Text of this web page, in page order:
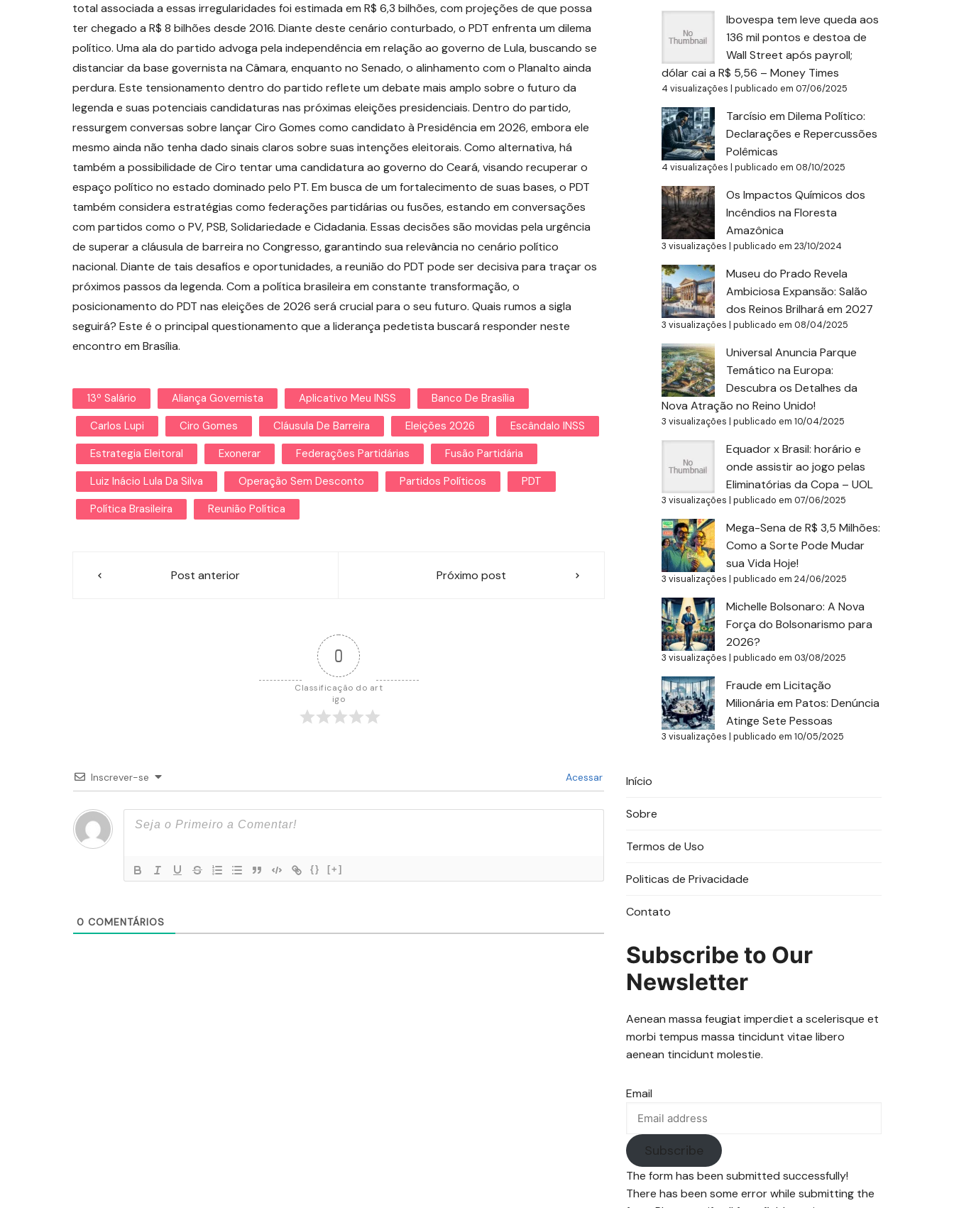
total associada a essas irregularidades foi estimada em R$ 6,3 bilhões, com projeções de que possa
ter chegado a R$ 8 bilhões desde 2016. Diante deste cenário conturbado, o PDT enfrenta um dilema
político. Uma ala do partido advoga pela independência em relação ao governo de Lula, buscando se
distanciar da base governista na Câmara, enquanto no Senado, o alinhamento com o Planalto ainda
perdura. Este tensionamento dentro do partido reflete um debate mais amplo sobre o futuro da
legenda e suas potenciais candidaturas nas próximas eleições presidenciais. Dentro do partido,
ressurgem conversas sobre lançar Ciro Gomes como candidato à Presidência em 2026, embora ele
mesmo ainda não tenha dado sinais claros sobre suas intenções eleitorais. Como alternativa, há
também a possibilidade de Ciro tentar uma candidatura ao governo do Ceará, visando recuperar o
espaço político no estado dominado pelo PT. Em busca de um fortalecimento de suas bases, o PDT
também considera estratégias como federações partidárias ou fusões, estando em conversações
com partidos como o PV, PSB, Solidariedade e Cidadania. Essas decisões são movidas pela urgência
de superar a cláusula de barreira no Congresso, garantindo sua relevância no cenário político
nacional. Diante de tais desafios e oportunidades, a reunião do PDT pode ser decisiva para traçar os
próximos passos da legenda. Com a política brasileira em constante transformação, o
posicionamento do PDT nas eleições de 2026 será crucial para o seu futuro. Quais rumos a sigla
seguirá? Este é o principal questionamento que a liderança pedetista buscará responder neste
encontro em Brasília.
13º Salário Aliança Governista Aplicativo Meu INSS
Banco De Brasília
Carlos Lupi
Ciro Gomes Cláusula De Barreira Eleições 2026
Escândalo INSS
Estrategia Eleitoral
Exonerar Federações Partidárias
Fusão Partidária
Luiz Inácio Lula Da Silva
Operação Sem Desconto Partidos Políticos
PDT
Política Brasileira
Reunião Política
NavegaçãoPost anterior Próximo post
0
Classificação do art
igo
Inscrever-se Acessar
{} [+]
0 COMENTÁRIOS
Ibovespa tem leve queda aos
136 mil pontos e destoa de
Wall Street após payroll;
dólar cai a R$ 5,56 – Money Times
4 visualizações | publicado em 07/06/2025
Tarcísio em Dilema Político:
Declarações e Repercussões
Polêmicas
4 visualizações | publicado em 08/10/2025
Os Impactos Químicos dos
Incêndios na Floresta
Amazônica
3 visualizações | publicado em 23/10/2024
Museu do Prado Revela
Ambiciosa Expansão: Salão
dos Reinos Brilhará em 2027
3 visualizações | publicado em 08/04/2025
Universal Anuncia Parque
Temático na Europa:
Descubra os Detalhes da
Nova Atração no Reino Unido!
3 visualizações | publicado em 10/04/2025
Equador x Brasil: horário e
onde assistir ao jogo pelas
Eliminatórias da Copa – UOL
3 visualizações | publicado em 07/06/2025
Mega-Sena de R$ 3,5 Milhões:
Como a Sorte Pode Mudar
sua Vida Hoje!
3 visualizações | publicado em 24/06/2025
Michelle Bolsonaro: A Nova
Força do Bolsonarismo para
2026?
3 visualizações | publicado em 03/08/2025
Fraude em Licitação
Milionária em Patos: Denúncia
Atinge Sete Pessoas
3 visualizações | publicado em 10/05/2025
Início
Sobre
Termos de Uso
Politicas de Privacidade
Contato
Subscribe to Our
Newsletter
Aenean massa feugiat imperdiet a scelerisque et
morbi tempus massa tincidunt vitae libero
aenean tincidunt molestie.
Email
Subscribe
The form has been submitted successfully!
There has been some error while submitting the